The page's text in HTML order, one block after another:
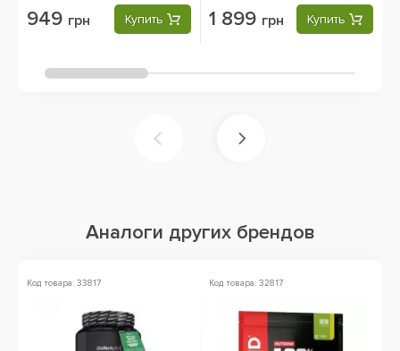
949 грн Купить 1 899 грн Купить
Аналоги других брендов
Код товара: 33817 Код товара: 32817